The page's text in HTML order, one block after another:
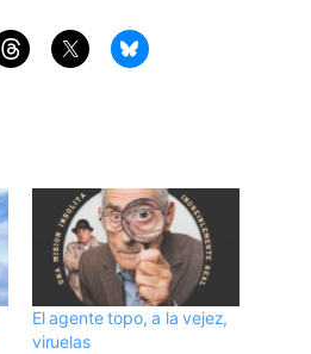
El agente topo, a la vejez,
viruelas